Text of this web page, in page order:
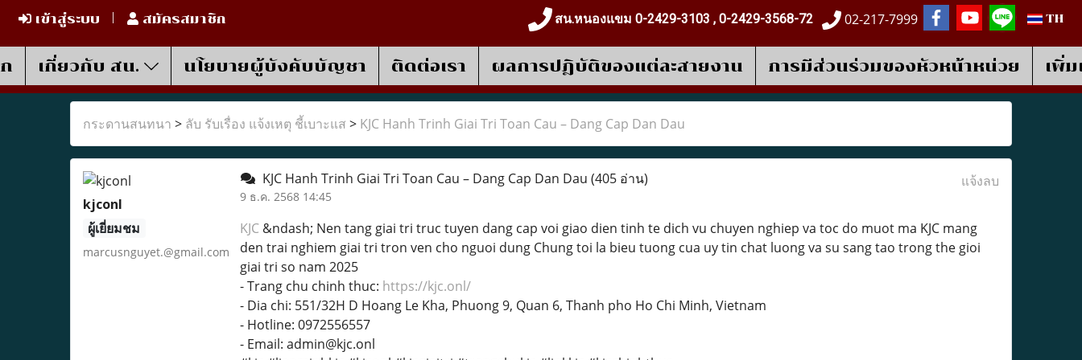
เข้าสู่ระบบ สมัครสมาชิก สน.หนองแขม 0-2429-3103 , 0-2429-3568-72 02-217-7999 TH
เกี่ยวกับ สน. นโยบายผู้บังคับบัญชา ติดต่อเรา ผลการปฎิบัติของแต่ละสายงาน การมีส่วนร่วมของหัวหน้าหน่วย เพิ่
กระดานสนทนา > ลับ รับเรื่อง แจ้งเหตุ ชี้เบาะแส > KJC Hanh Trinh Giai Tri Toan Cau – Dang Cap Dan Dau
kjconl
ผู้เยี่ยมชม
marcusnguyet.@gmail.com
KJC Hanh Trinh Giai Tri Toan Cau – Dang Cap Dan Dau (405 อ่าน)
9 ธ.ค. 2568 14:45
แจ้งลบ
KJC&ndash; Nen tang giai tri truc tuyen dang cap voi giao dien tinh te dich vu chuyen nghiep va toc do muot ma KJC mang
den trai nghiem giai tri tron ven cho nguoi dung Chung toi la bieu tuong cua uy tin chat luong va su sang tao trong the gioi
giai tri so nam 2025
- Trang chu chinh thuc: https://kjc.onl/
- Dia chi: 551/32H D Hoang Le Kha, Phuong 9, Quan 6, Thanh pho Ho Chi Minh, Vietnam
- Hotline: 0972556557
- Email: admin@kjc.onl